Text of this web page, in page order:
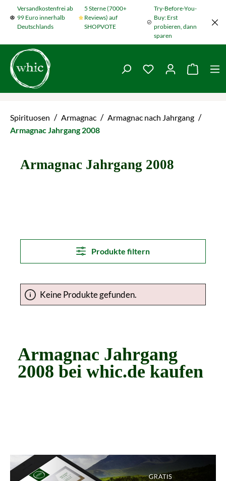
Zum Hauptinhalt springen
Versandkostenfrei ab
99 Euro innerhalb
Deutschlands
5 Sterne (7000+
Reviews) auf
SHOPVOTE
Try-Before-You-
Buy: Erst
probieren, dann
sparen
Du hast 0
Spirituosen / Armagnac / Armagnac nach Jahrgang /
Armagnac Jahrgang 2008
Armagnac Jahrgang 2008
Produkte filtern
Keine Produkte gefunden.
Armagnac Jahrgang
2008 bei whic.de kaufen